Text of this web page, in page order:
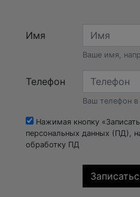
Имя
Ваше имя,
Телефон
Ваш телефон
Нажимая кнопку
персональных данных (ПД),
обработку ПД